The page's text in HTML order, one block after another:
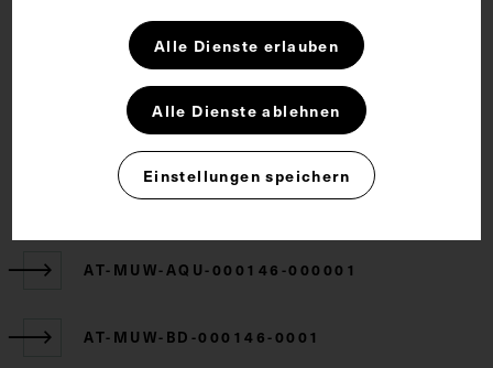
CC BY-NC-SA 4.0
Zugehörige Objekte
AT-MUW-AQU-000146-000001
AT-MUW-BD-000146-0001
Alle Dienste erlauben
Alle Dienste ablehnen
Einstellungen speichern